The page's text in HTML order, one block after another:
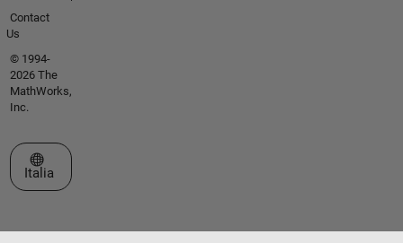
Contact
Us
© 1994-
2026 The
MathWorks,
Inc.
Seleziona un sito web
Italia